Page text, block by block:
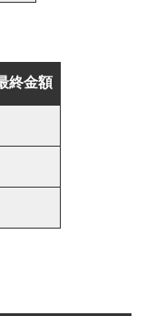
終金額